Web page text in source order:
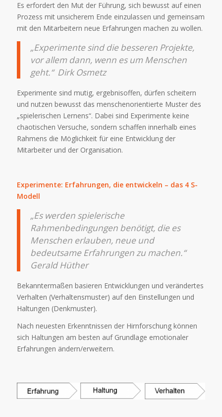
Es erfordert den Mut der Führung, sich bewusst auf einen
Prozess mit unsicherem Ende einzulassen und gemeinsam
mit den Mitarbeitern neue Erfahrungen machen zu wollen.
„Experimente sind die besseren Projekte,
vor allem dann, wenn es um Menschen
geht.“ Dirk Osmetz
Experimente sind mutig, ergebnisoffen, dürfen scheitern
und nutzen bewusst das menschenorientierte Muster des
„spielerischen Lernens“. Dabei sind Experimente keine
chaotischen Versuche, sondern schaffen innerhalb eines
Rahmens die Möglichkeit für eine Entwicklung der
Mitarbeiter und der Organisation.
Experimente: Erfahrungen, die entwickeln – das 4 S-
Modell
„Es werden spielerische
Rahmenbedingungen benötigt, die es
Menschen erlauben, neue und
bedeutsame Erfahrungen zu machen.“
Gerald Hüther
Bekanntermaßen basieren Entwicklungen und verändertes
Verhalten (Verhaltensmuster) auf den Einstellungen und
Haltungen (Denkmuster).
Nach neuesten Erkenntnissen der Hirnforschung können
sich Haltungen am besten auf Grundlage emotionaler
Erfahrungen ändern/erweitern.